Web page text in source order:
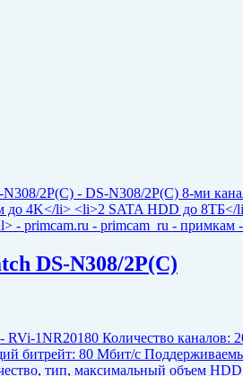
DS-N308/2P(C)